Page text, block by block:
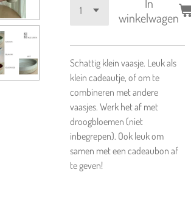
winkelwagen
Schattig klein vaasje. Leuk als
klein cadeautje, of om te
combineren met andere
vaasjes. Werk het af met
droogbloemen (niet
inbegrepen). Ook leuk om
samen met een cadeaubon af
te geven!